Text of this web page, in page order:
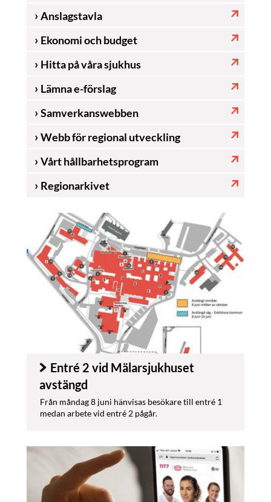
Anslagstavla
Ekonomi och budget
Hitta på våra sjukhus
Lämna e-förslag
Samverkanswebben
Webb för regional utveckling
Vårt hållbarhetsprogram
Regionarkivet
Entré 2 vid Mälarsjukhuset
avstängd
Från måndag 8 juni hänvisas besökare till entré 1
medan arbete vid entré 2 pågår.